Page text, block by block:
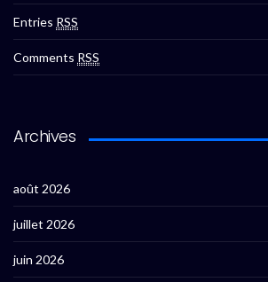
Entries RSS
Comments RSS
Archives
août 2026
juillet 2026
juin 2026